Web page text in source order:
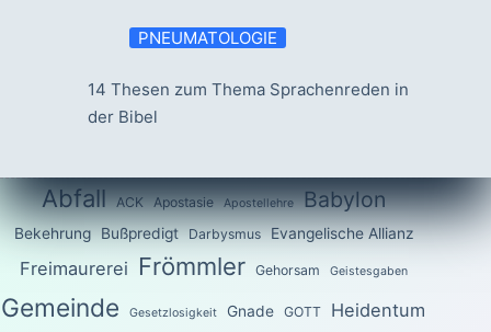
PNEUMATOLOGIE
14 Thesen zum Thema Sprachenreden in
der Bibel
Abfall ACK Apostasie Apostellehre Babylon
Bekehrung Bußpredigt Darbysmus Evangelische Allianz
Freimaurerei Frömmler Gehorsam Geistesgaben
Gemeinde Gesetzlosigkeit Gnade GOTT Heidentum